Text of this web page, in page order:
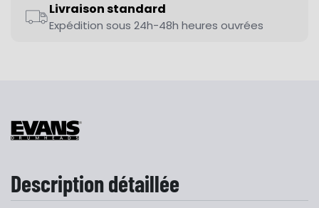
Livraison standard
Expédition sous 24h-48h heures ouvrées
Description détaillée